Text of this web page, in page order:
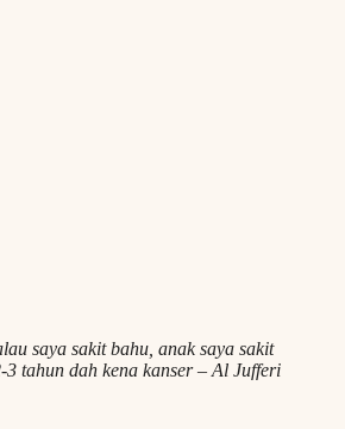
saya sakit bahu, anak saya sakit
3 tahun dah kena kanser – Al Jufferi